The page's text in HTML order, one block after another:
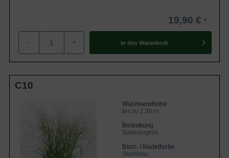
19,90 €
- + In den Warenkorb
C10
Wuchsendhöhe
bis zu 1,50 m
Belaubung
Sommergrün
Blatt- / Nadelfarbe
Stahlblau